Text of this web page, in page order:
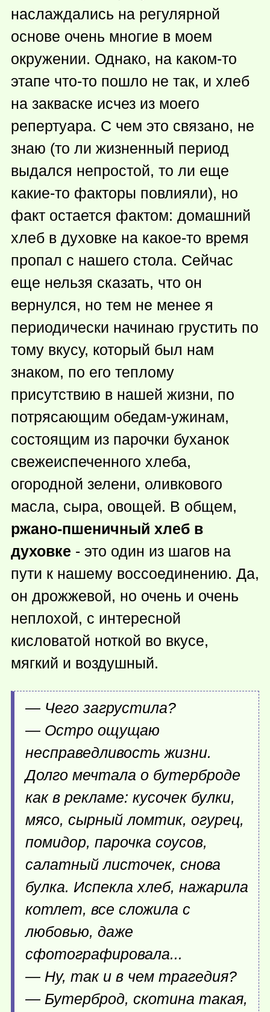
наслаждались на регулярной
основе очень многие в моем
окружении. Однако, на каком-то
этапе что-то пошло не так, и хлеб
на закваске исчез из моего
репертуара. С чем это связано, не
знаю (то ли жизненный период
выдался непростой, то ли еще
какие-то факторы повлияли), но
факт остается фактом: домашний
хлеб в духовке на какое-то время
пропал с нашего стола. Сейчас
еще нельзя сказать, что он
вернулся, но тем не менее я
периодически начинаю грустить по
тому вкусу, который был нам
знаком, по его теплому
присутствию в нашей жизни, по
потрясающим обедам-ужинам,
состоящим из парочки буханок
свежеиспеченного хлеба,
огородной зелени, оливкового
масла, сыра, овощей. В общем,
ржано-пшеничный хлеб в
духовке - это один из шагов на
пути к нашему воссоединению. Да,
он дрожжевой, но очень и очень
неплохой, с интересной
кисловатой ноткой во вкусе,
мягкий и воздушный.
— Чего загрустила?
— Остро ощущаю
несправедливость жизни.
Долго мечтала о бутерброде
как в рекламе: кусочек булки,
мясо, сырный ломтик, огурец,
помидор, парочка соусов,
салатный листочек, снова
булка. Испекла хлеб, нажарила
котлет, все сложила с
любовью, даже
сфотографировала...
— Ну, так и в чем трагедия?
— Бутерброд, скотина такая,